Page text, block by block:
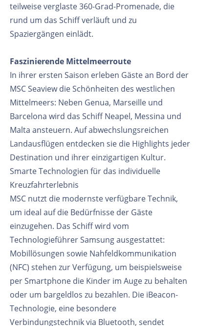
teilweise verglaste 360-Grad-Promenade, die
rund um das Schiff verläuft und zu
Spaziergängen einlädt.
Faszinierende Mittelmeerroute
In ihrer ersten Saison erleben Gäste an Bord der
MSC Seaview die Schönheiten des westlichen
Mittelmeers: Neben Genua, Marseille und
Barcelona wird das Schiff Neapel, Messina und
Malta ansteuern. Auf abwechslungsreichen
Landausflügen entdecken sie die Highlights jeder
Destination und ihrer einzigartigen Kultur.
Smarte Technologien für das individuelle
Kreuzfahrterlebnis
MSC nutzt die modernste verfügbare Technik,
um ideal auf die Bedürfnisse der Gäste
einzugehen. Das Schiff wird vom
Technologieführer Samsung ausgestattet:
Mobillösungen sowie Nahfeldkommunikation
(NFC) stehen zur Verfügung, um beispielsweise
per Smartphone die Kinder im Auge zu behalten
oder um bargeldlos zu bezahlen. Die iBeacon-
Technologie, eine besondere
Verbindungstechnik via Bluetooth, sendet